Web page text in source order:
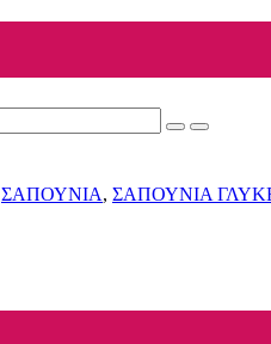
ΣΑΠΟΥΝΙΑ, ΣΑΠΟΥΝΙΑ